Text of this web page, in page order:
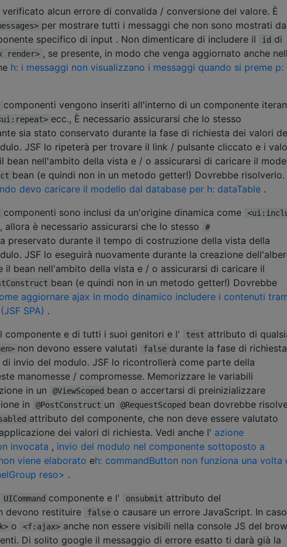
verificato alcun errore di convalida / conversione del valore. È
per mostrare tutti i messaggi che non sono mostrati da
specifico di input . Non dimenticare di includere il id di
render> , se presente, in modo che venga aggiornato anche
h: i messaggi non visualizzano i messaggi quando si preme p:
componenti vengono inseriti all'interno di un componente
ecc., È necessario assicurarsi che lo stesso
sia stato conservato durante la fase di richiesta dei valori
JSF lo ripeterà per trovare il link / pulsante cliccato e i
bean nell'ambito della vista e / o assicurarsi di caricare il
bean (e quindi non in un metodo getter!) Dovrebbe risolverlo.
devo caricare il modello dal database per h: dataTable .
componenti sono inclusi da un'origine dinamica come
, allora è necessario assicurarsi che lo stesso
#
preservato durante il tempo di costruzione della vista della
JSF lo eseguirà nuovamente durante la creazione
il bean nell'ambito della vista e / o assicurarsi di caricare il
bean (e quindi non in un metodo getter!) Dovrebbe
aggiornare ajax in modo dinamico includere i contenuti
SPA) .
componente e di tutti i suoi genitori e l' test attributo di
non devono essere valutati false durante la fase di richiesta
invio del modulo. JSF lo ricontrollerà come parte della
manomesse / compromesse. Memorizzare le variabili
in un
@ViewScoped bean o accertarsi di preinizializzare
in
@PostConstruct un @RequestScoped bean dovrebbe
attributo del componente, che non deve essere valutato
dei valori di richiesta. Vedi anche l' azione
invocata , invio del modulo nel componente sottoposto a
viene elaborato eh: commandButton non funziona una volta
reso> .
UICommand componente e l' onsubmit attributo del
devono restituire false o causare un errore JavaScript. In
o <f:ajax> anche non essere visibili nella console JS del
Di solito google il messaggio di errore esatto ti darà già la